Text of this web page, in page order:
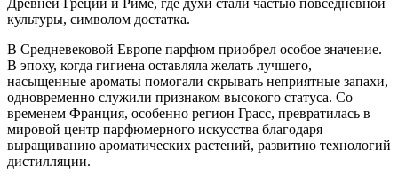
культуры, символом достатка.
В Средневековой Европе парфюм приобрел особое значение.
В эпоху, когда гигиена оставляла желать лучшего,
насыщенные ароматы помогали скрывать неприятные запахи,
одновременно служили признаком высокого статуса. Со
временем Франция, особенно регион Грасс, превратилась в
мировой центр парфюмерного искусства благодаря
выращиванию ароматических растений, развитию технологий
дистилляции.